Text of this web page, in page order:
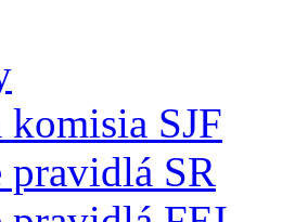
SJF
pravidlá SR